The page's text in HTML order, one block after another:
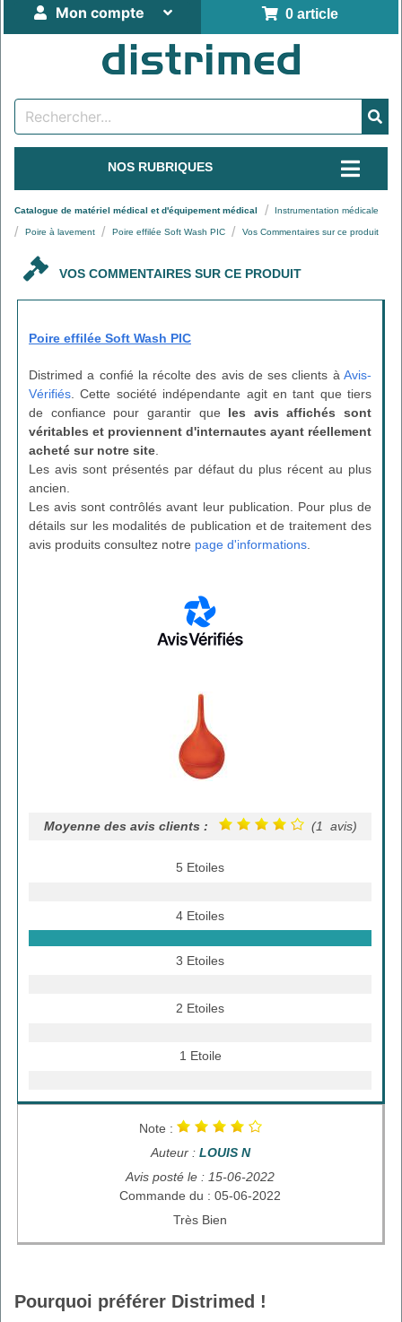
0 article
Mon compte
NOS RUBRIQUES
Catalogue de matériel médical et d'équipement médical Instrumentation médicale
Poire à lavement Poire effilée Soft Wash PIC Vos Commentaires sur ce produit
VOS COMMENTAIRES SUR CE PRODUIT
Poire effilée Soft Wash PIC
Distrimed a confié la récolte des avis de ses clients à Avis-
Vérifiés . Cette société indépendante agit en tant que tiers
de confiance pour garantir que les avis affichés sont
véritables et proviennent d'internautes ayant réellement
acheté sur notre site
Les avis sont présentés par défaut du plus récent au plus
ancien.
Les avis sont contrôlés avant leur publication. Pour plus de
détails sur les modalités de publication et de traitement des
avis produits consultez notre page d'informations
Moyenne des avis clients : (1 avis)
5 Etoiles
4 Etoiles
3 Etoiles
2 Etoiles
1 Etoile
Note :
Auteur : LOUIS N
Avis posté le : 15-06-2022
Commande du : 05-06-2022
Très Bien
Pourquoi préférer Distrimed !